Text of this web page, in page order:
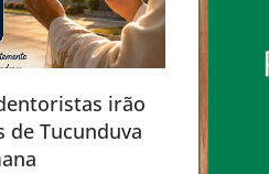
irão
de Tucunduva